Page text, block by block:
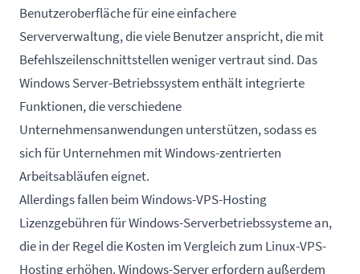
Benutzeroberfläche für eine einfachere
Serververwaltung, die viele Benutzer anspricht, die mit
Befehlszeilenschnittstellen weniger vertraut sind. Das
Windows Server-Betriebssystem enthält integrierte
Funktionen, die verschiedene
Unternehmensanwendungen unterstützen, sodass es
sich für Unternehmen mit Windows-zentrierten
Arbeitsabläufen eignet.
Allerdings fallen beim Windows-VPS-Hosting
Lizenzgebühren für Windows-Serverbetriebssysteme an,
die in der Regel die Kosten im Vergleich zum Linux-VPS-
Hosting erhöhen. Windows-Server erfordern außerdem